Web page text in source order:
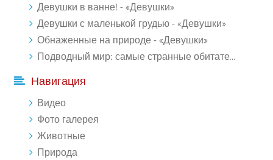
Девушки в ванне! - «Девушки»
Девушки с маленькой грудью - «Девушки»
Обнаженные на природе - «Девушки»
Подводный мир: самые странные обитатели океана (18 фото)
Навигация
Видео
Фото галерея
Животные
Природа